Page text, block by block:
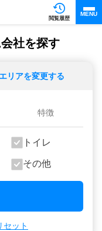
閲覧履歴
MENU
社を探す
エリアを変更する
特徴
トイレ
その他
セット